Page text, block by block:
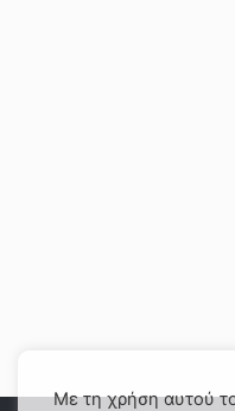
Με τη χρήση αυτού